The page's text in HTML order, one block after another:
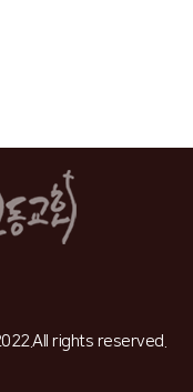
rights reserved.